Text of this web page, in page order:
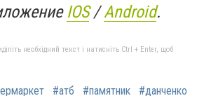
IOS/Android.
необхідний текст і натисніть Ctrl + Enter, щоб
#атб #памятник
#данченко